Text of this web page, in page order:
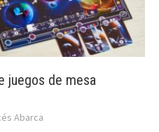
juegos de mesa
Abarca